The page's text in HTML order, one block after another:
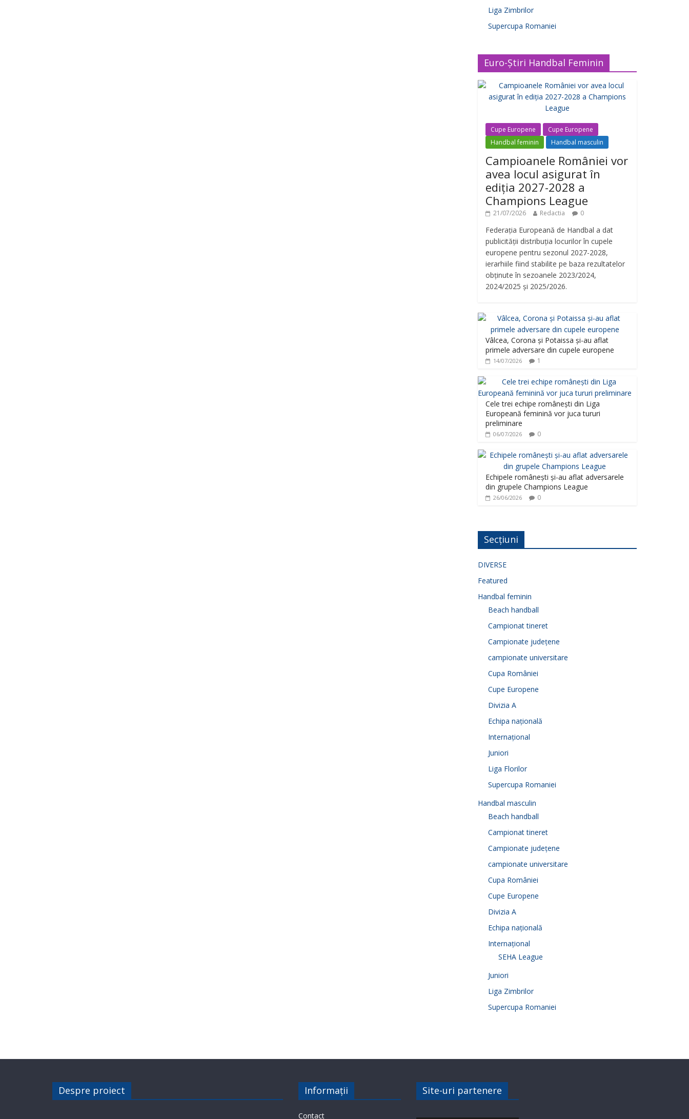
Liga Zimbrilor
Supercupa Romaniei
Euro-Știri Handbal Feminin
Cupe Europene
Cupe Europene
Handbal feminin
Handbal masculin
Campioanele României vor
avea locul asigurat în
ediția 2027-2028 a
Champions League
21/07/2026 Redactia 0
Federația Europeană de Handbal a dat
publicității distribuția locurilor în cupele
europene pentru sezonul 2027-2028,
ierarhiile fiind stabilite pe baza rezultatelor
obținute în sezoanele 2023/2024,
2024/2025 și 2025/2026.
Vâlcea, Corona și Potaissa și-au aflat
primele adversare din cupele europene
14/07/2026 1
Cele trei echipe românești din Liga
Europeană feminină vor juca tururi
preliminare
06/07/2026 0
Echipele românești și-au aflat adversarele
din grupele Champions League
26/06/2026 0
Secțiuni
DIVERSE
Featured
Handbal feminin
Beach handball
Campionat tineret
Campionate județene
campionate universitare
Cupa României
Cupe Europene
Divizia A
Echipa națională
Internațional
Juniori
Liga Florilor
Supercupa Romaniei
Handbal masculin
Beach handball
Campionat tineret
Campionate județene
campionate universitare
Cupa României
Cupe Europene
Divizia A
Echipa națională
Internațional
SEHA League
Juniori
Liga Zimbrilor
Supercupa Romaniei
Despre proiect Informații
Contact
Site-uri partenere